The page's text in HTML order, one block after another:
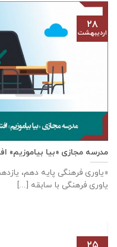
مدرسه مجازی «بیا بیاموزیم» افتتاح شد- ۲۸
«یاوری فرهنگی پایه دهم،
یاوری فرهنگی با سابقه [...]
۲۸
اردیبهشت